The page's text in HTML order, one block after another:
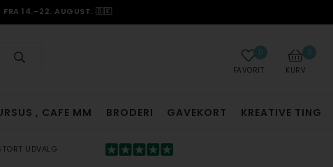
FRA 14.–22. AUGUST. 🇩🇰
0
KURV
0
FAVORIT
, CAFE MM BRODERI GAVEKORT KREATIVE TING
UDVALG